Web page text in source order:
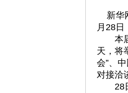
新华
月28日
本届
天，将
会”、
对接洽
28日